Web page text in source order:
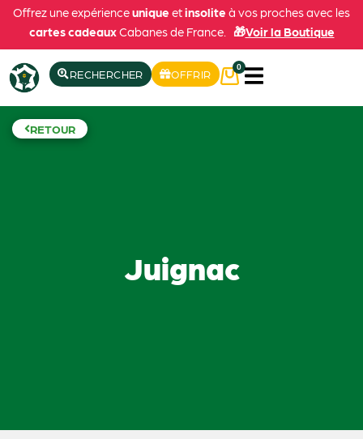
Offrez une expérienceunique etinsolite à vos proches avec les
cartes cadeauxCabanes de France. 🎁Voir la Boutique
RECHERCHER OFFRIR
0
RETOUR
Juignac